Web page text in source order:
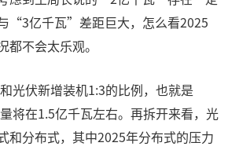
“3亿千瓦”差距巨大，怎么看2025
不会太乐观。
光伏新增装机1:3的比例，也就是
将在1.5亿千瓦左右。再拆开来看，光
和分布式，其中2025年分布式的压力